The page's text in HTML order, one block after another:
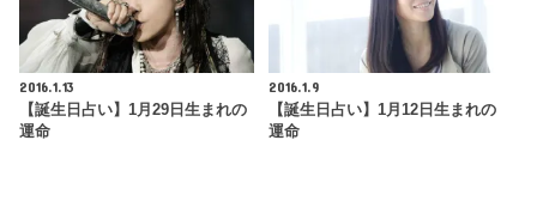
2016.1.13
【誕生日占い】1月29日生まれの
運命
2016.1.9
【誕生日占い】1月12日生まれの
運命